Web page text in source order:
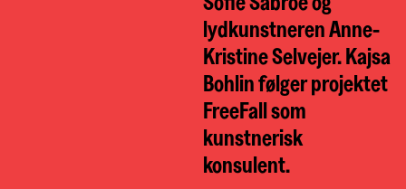
lydkunstneren Anne-
Kristine Selvejer. Kajsa
Bohlin følger projektet
FreeFall som
kunstnerisk
konsulent.